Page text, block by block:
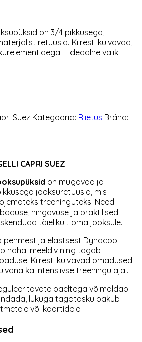
on 3/4 pikkusega,
retuusid. Kiiresti kuivavad,
– ideaalne valik
Suez Kategooria: Riietus Bränd:
CAPRI SUEZ
on mugavad ja
jooksuretuusid, mis
treeninguteks. Need
hingavuse ja praktilised
täielikult oma jooksule.
pehmest ja elastsest Dynacool
nahal meeldiv ning tagab
Kiiresti kuivavad omadused
ka intensiivse treeningu ajal.
paeltega võimaldab
lukuga tagatasku pakub
või kaartidele.